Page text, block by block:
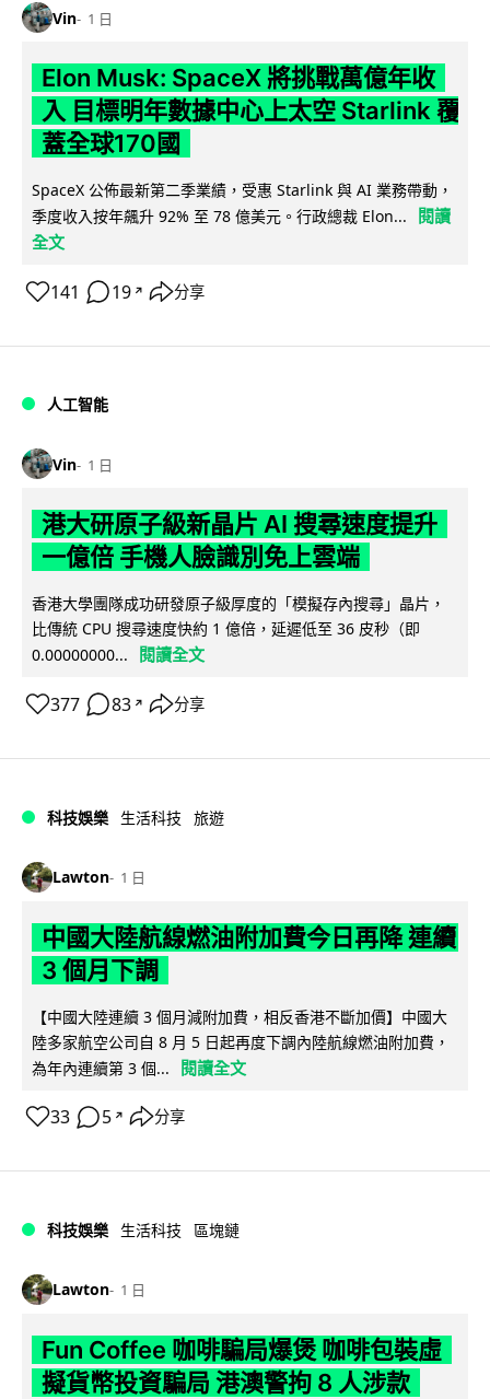
Vin 1 日
Elon Musk: SpaceX 將挑戰萬億年收
入 目標明年數據中心上太空 Starlink 覆
蓋全球170國
SpaceX 公佈最新第二季業績，受惠 Starlink 與 AI 業務帶動，
季度收入按年飆升 92% 至 78 億美元。行政總裁 Elon...
閱讀
全文
141 19 ↗ 分享
人工智能
Vin 1 日
港大研原子級新晶片 AI 搜尋速度提升
一億倍 手機人臉識別免上雲端
香港大學團隊成功研發原子級厚度的「模擬存內搜尋」晶片，
比傳統 CPU 搜尋速度快約 1 億倍，延遲低至 36 皮秒（即
0.00000000...
閱讀全文
377 83 ↗ 分享
科技娛樂 生活科技 旅遊
Lawton 1 日
中國大陸航線燃油附加費今日再降 連續
3 個月下調
【中國大陸連續 3 個月減附加費，相反香港不斷加價】中國大
陸多家航空公司自 8 月 5 日起再度下調內陸航線燃油附加費，
為年內連續第 3 個...
閱讀全文
33 5 ↗ 分享
科技娛樂 生活科技 區塊鏈
Lawton 1 日
Fun Coffee 咖啡騙局爆煲 咖啡包裝虛
擬貨幣投資騙局 港澳警拘 8 人涉款